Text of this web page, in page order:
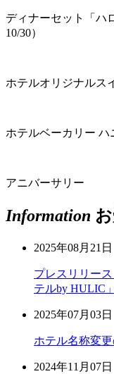
ディナーセット「ハ
10/30）
ホテルオリジナルス
ホテルベーカリー
アニバーサリー
Information
2025年08月21日
プレスリリー
テルby HULIC
2025年07月03日
ホテル名称変
2024年11月07日